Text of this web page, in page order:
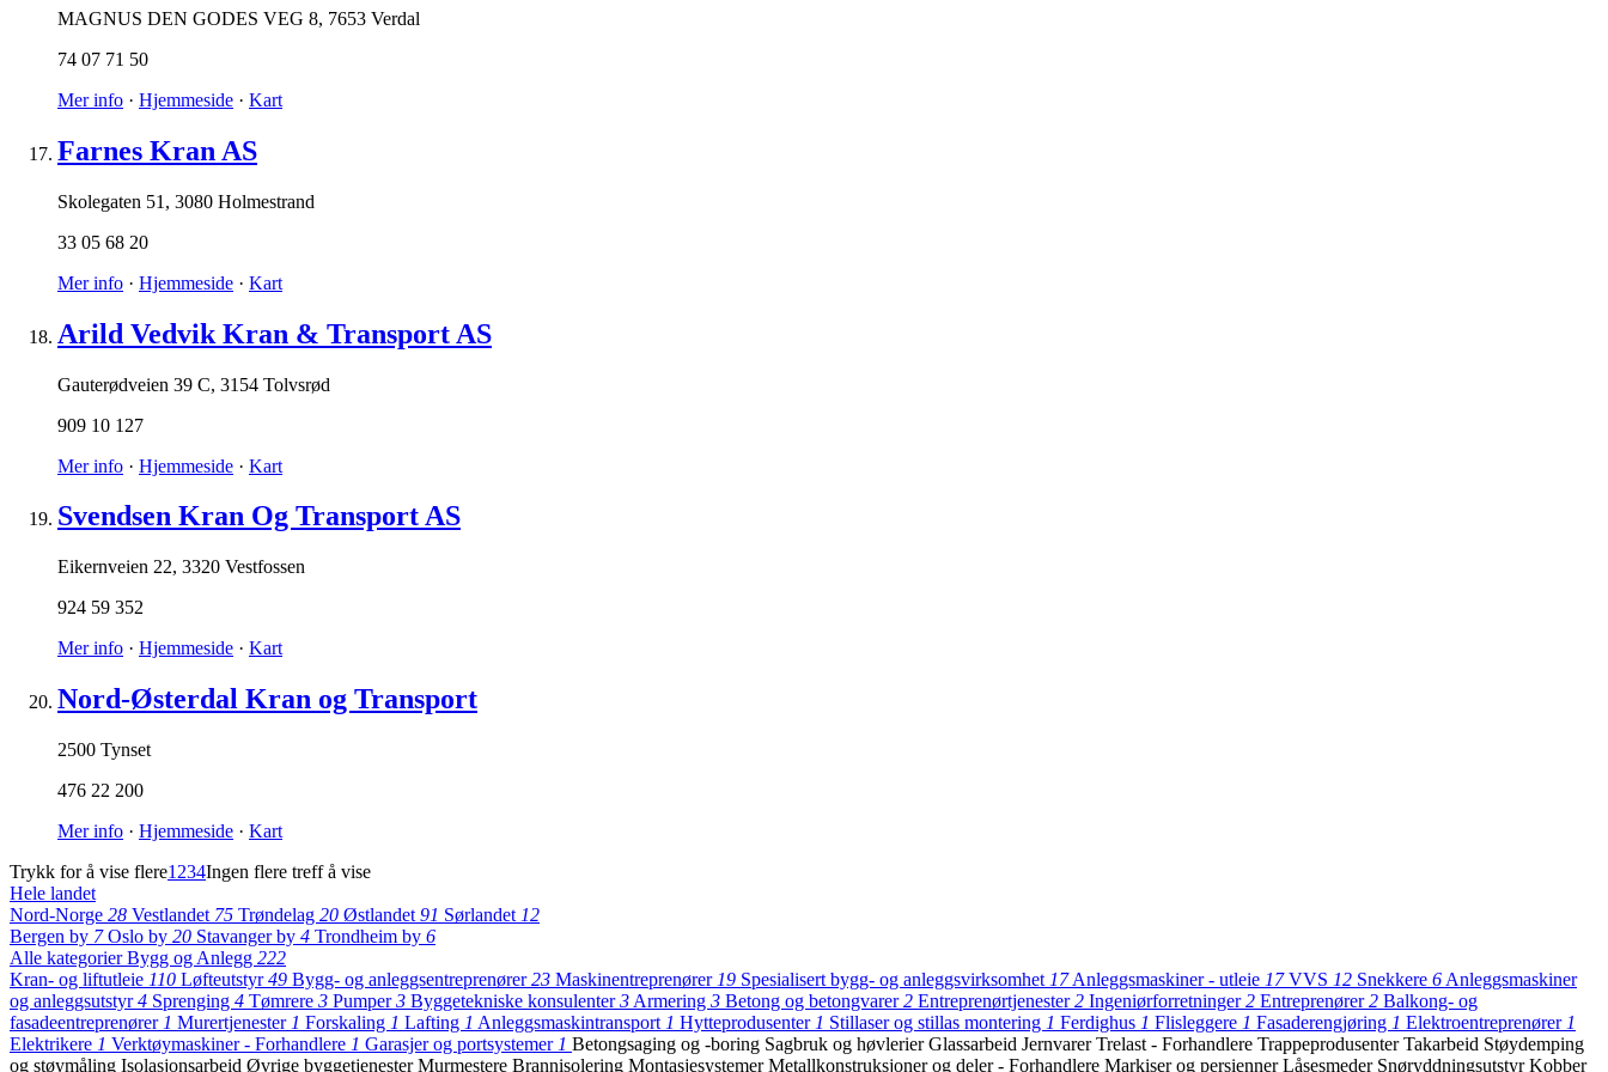
MAGNUS DEN GODES VEG 8, 7653 Verdal
74 07 71 50
Mer info · Hjemmeside · Kart
Farnes Kran AS
Skolegaten 51 , 3080 Holmestrand
33 05 68 20
Mer info · Hjemmeside · Kart
Arild Vedvik Kran & Transport AS
Gauterødveien 39 C, 3154 Tolvsrød
909 10 127
Mer info · Hjemmeside · Kart
Svendsen Kran Og Transport AS
Eikernveien 22, 3320 Vestfossen
924 59 352
Mer info · Hjemmeside · Kart
Nord-Østerdal Kran og Transport
2500 Tynset
476 22 200
Mer info · Hjemmeside · Kart
Trykk for å vise flere1 234Ingen flere treff å vise
Hele landet
Nord-Norge 28 Vestlandet 75 Trøndelag 20 Østlandet 91 Sørlandet 12
Bergen by 7 Oslo by 20 Stavanger by 4 Trondheim by 6
Alle kategorierBygg og Anlegg 222
Kran- og liftutleie 110 Løfteutstyr49 Bygg- og anleggsentreprenører23 Maskinentreprenører 19 Spesialisert bygg- og anleggsvirksomhet 17 Anleggsmaskiner - utleie 17 VVS 12 Snekkere 6 Anleggsmaskiner
og anleggsutstyr4 Sprenging 4 Tømrere 3 Pumper3 Byggetekniske konsulenter3 Armering 3 Betong og betongvarer2 Entreprenørtjenester2 Ingeniørforretninger2 Entreprenører2 Balkong- og
fasadeentreprenører 1 Murertjenester 1 Forskaling 1 Lafting 1 Anleggsmaskintransport 1 Hytteprodusenter 1 Stillaser og stillas montering 1 Ferdighus 1 Flisleggere 1 Fasaderengjøring 1 Elektroentreprenører 1
Elektrikere 1 Verktøymaskiner - Forhandlere 1 Garasjer og portsystemer 1 Betongsaging og -boring Sagbruk og høvlerierGlassarbeid JernvarerTrelast - Forhandlere TrappeprodusenterTakarbeid Støydemping
og støymåling Isolasjonsarbeid Øvrige byggetjenesterMurmestere Brannisolering MontasjesystemerMetallkonstruksjoner og deler - Forhandlere Markiser og persiennerLåsesmeder SnøryddningsutstyrKobber